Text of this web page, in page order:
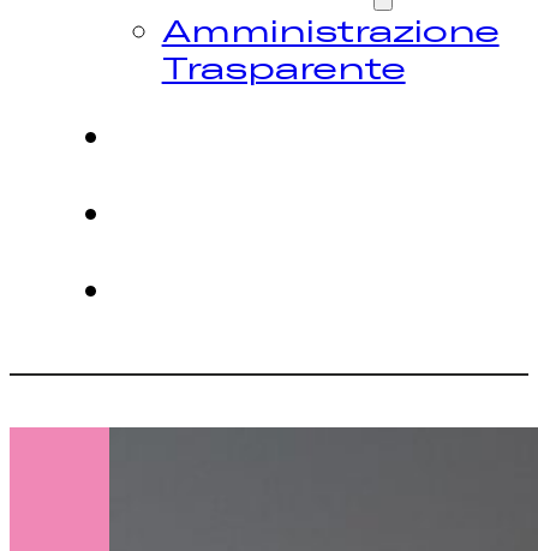
Amministrazione
Trasparente